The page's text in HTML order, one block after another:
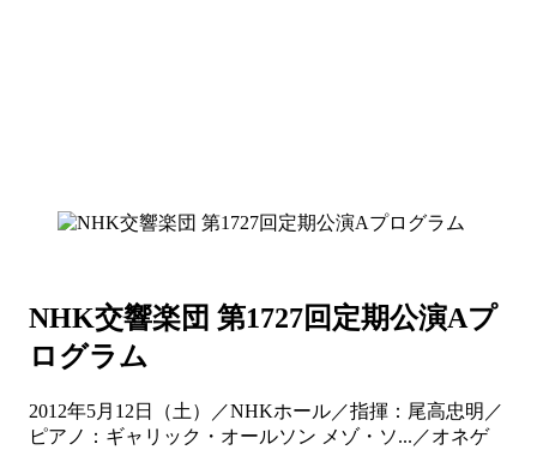
NHK交響楽団 第1727回定期公演Aプ
ログラム
2012年5月12日（土）／NHKホール／指揮：尾高忠明／
ピアノ：ギャリック・オールソン メゾ・ソ...／オネゲ